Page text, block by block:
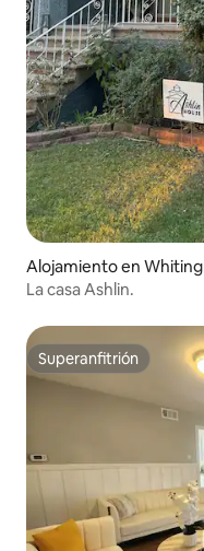
Alojamiento en Whiting
La casa Ashlin.
Superanfitrión
Superanfitrión